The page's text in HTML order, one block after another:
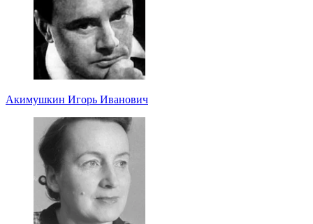
Акимушкин Игорь Иванович